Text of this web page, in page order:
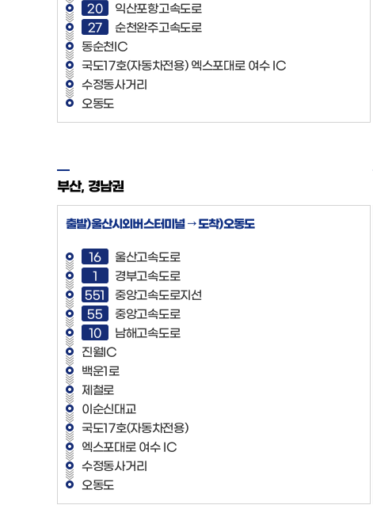
20
익산포항고속도로
27
순천완주고속도로
동순천IC
국도17호(자동차전용) 엑스포대로 여수 IC
수정동사거리
오동도
부산, 경남권
출발)울산시외버스터미널 → 도착)오동도
16
울산고속도로
1
경부고속도로
551
중앙고속도로지선
55
중앙고속도로
10
남해고속도로
진월IC
백운1로
제철로
이순신대교
국도17호(자동차전용)
엑스포대로 여수 IC
수정동사거리
오동도